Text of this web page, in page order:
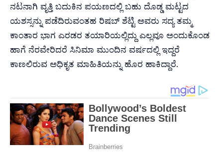
ನಟನಾಗಿ ವೃತ್ತಿ ಬದುಕಿನ ಪಯಣದಲ್ಲಿ ಬಹು ದೊಡ್ಡ ಮಟ್ಟದ
ಯಶಸ್ಸನ್ನು ಪಡೆದಿರುವಂತಹ ರಿಷಬ್ ಶೆಟ್ಟಿ ಅವರು ಸದ್ಯ ತಮ್ಮ
ಕಾಂತಾರ ಭಾಗ ಎರಡರ ತಯಾರಿಯಲ್ಲಿದ್ದು ಎಲ್ಲವೂ ಅಂದುಕೊಂಡ
ಹಾಗೆ ನೆರವೇರಿದರೆ ಸಿನಿಮಾ ಮುಂದಿನ ವರ್ಷದಲ್ಲಿ ಇದ್ದರೆ
ಕಾಣಲಿರುವ ಅಧಿಕೃತ ಮಾಹಿತಿಯನ್ನು ಹೊರ ಹಾಕಿದ್ದಾರೆ.